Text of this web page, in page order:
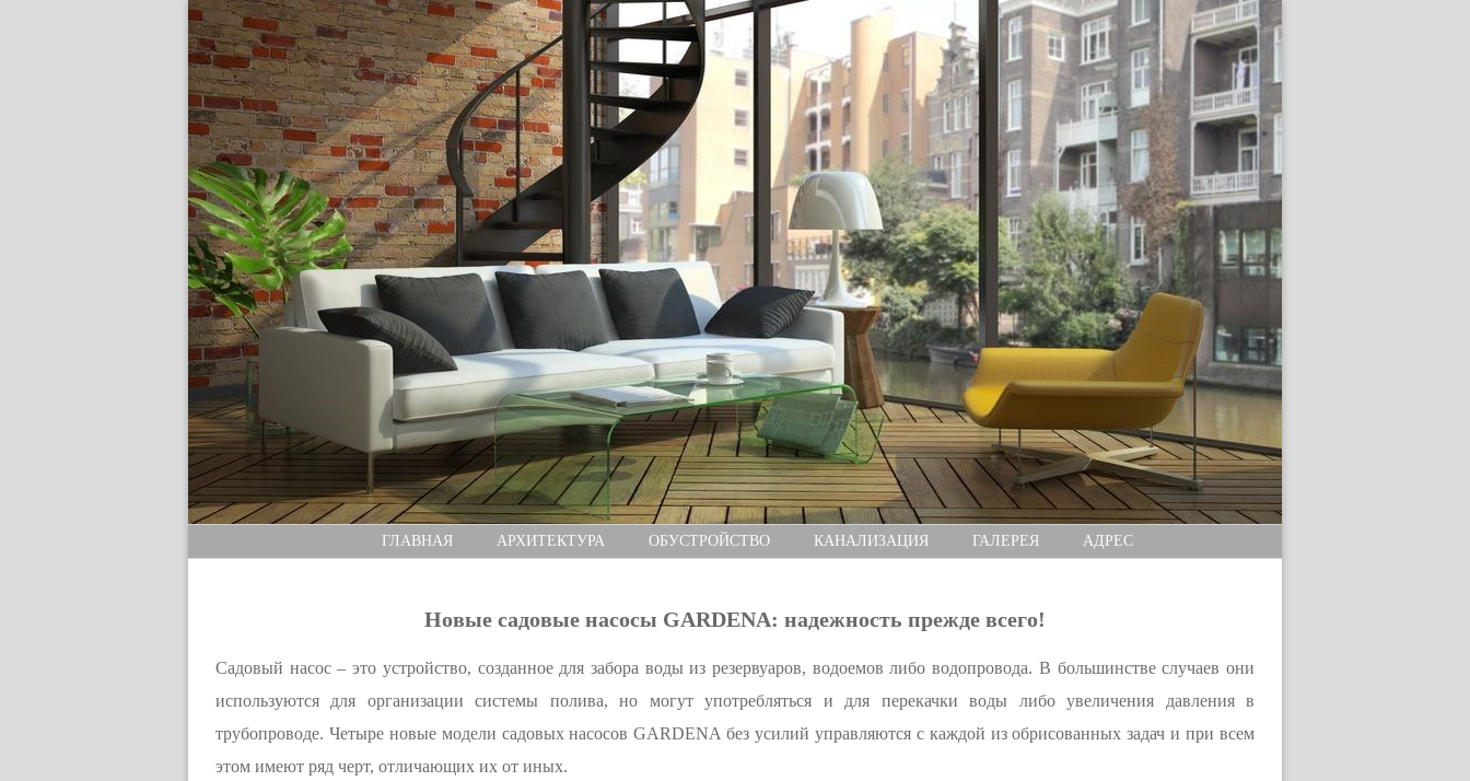
ГЛАВНАЯ АРХИТЕКТУРА ОБУСТРОЙСТВО КАНАЛИЗАЦИЯ ГАЛЕРЕЯ АДРЕС
Новые садовые насосы GARDENA: надежность прежде всего!
Садовый насос – это устройство, созданное для забора воды из резервуаров, водоемов либо водопровода. В большинстве случаев они
используются для организации системы полива, но могут употребляться и для перекачки воды либо увеличения давления в
трубопроводе. Четыре новые модели садовых насосов GARDENA без усилий управляются с каждой из обрисованных задач и при всем
этом имеют ряд черт, отличающих их от иных.